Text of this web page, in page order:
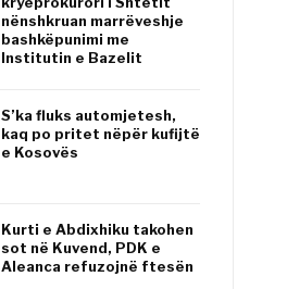
nënshkruan marrëveshje
bashkëpunimi me
Institutin e Bazelit
S’ka fluks automjetesh,
kaq po pritet nëpër kufijtë
e Kosovës
Kurti e Abdixhiku takohen
sot në Kuvend, PDK e
Aleanca refuzojnë ftesën